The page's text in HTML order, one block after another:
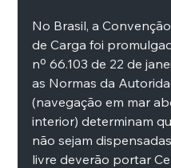
No Brasil, a
de Carga foi
nº 66.103 de 22 de
as Normas da
(navegação em mar
interior) determinam
não sejam
livre deverão portar